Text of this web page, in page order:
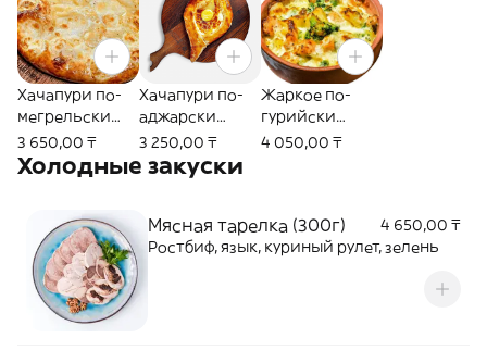
Хачапури по-
мегрельски
(400г)
3 650,00 ₸
Хачапури по-
аджарски
(400г)
3 250,00 ₸
Жаркое по-
гурийски
(350г)
4 050,00 ₸
Холодные закуски
Мясная тарелка (300г)
4 650,00 ₸
Ростбиф, язык, куриный рулет, зелень